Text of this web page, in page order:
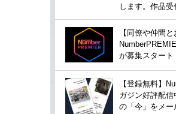
します。作品受
【同僚や仲間と
が募集スタート
【登録無料】
ガジン好評配信
の「今」をメー